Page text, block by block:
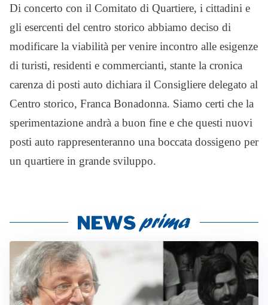
Di concerto con il Comitato di Quartiere, i cittadini e
gli esercenti del centro storico abbiamo deciso di
modificare la viabilità per venire incontro alle esigenze
di turisti, residenti e commercianti, stante la cronica
carenza di posti auto dichiara il Consigliere delegato al
Centro storico, Franca Bonadonna. Siamo certi che la
sperimentazione andrà a buon fine e che questi nuovi
posti auto rappresenteranno una boccata dossigeno per
un quartiere in grande sviluppo.